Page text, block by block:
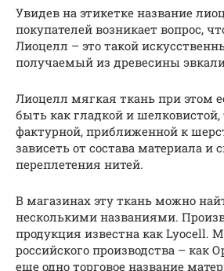
Увидев на этикетке название
покупателей возникает вопрос,
Лиоцелл – это такой
получаемый из древесины
Лиоцелл мягкая ткань при этом
быть как гладкой и шелковистой,
фактурной, приближенной к
зависеть от состава материала и
переплетения нитей.
В магазинах эту ткань можно
несколькими названиями.
продукция известна как Lyocell.
российского производства – как
еще одно торговое название